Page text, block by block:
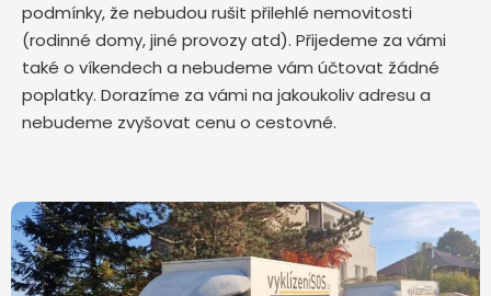
podmínky, že nebudou rušit přilehlé nemovitosti
(rodinné domy, jiné provozy atd). Přijedeme za vámi
také o víkendech a nebudeme vám účtovat žádné
poplatky. Dorazíme za vámi na jakoukoliv adresu a
nebudeme zvyšovat cenu o cestovné.